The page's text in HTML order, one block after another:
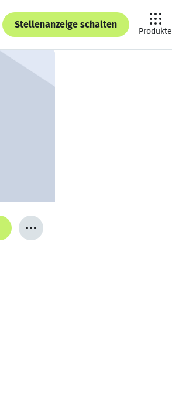
Stellenanzeige schalten
Produkte